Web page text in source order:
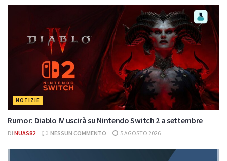
NOTIZIE
Rumor: Diablo IV uscirà su Nintendo Switch 2 a settembre
DI NUAS82 NESSUN COMMENTO 5 AGOSTO 2026